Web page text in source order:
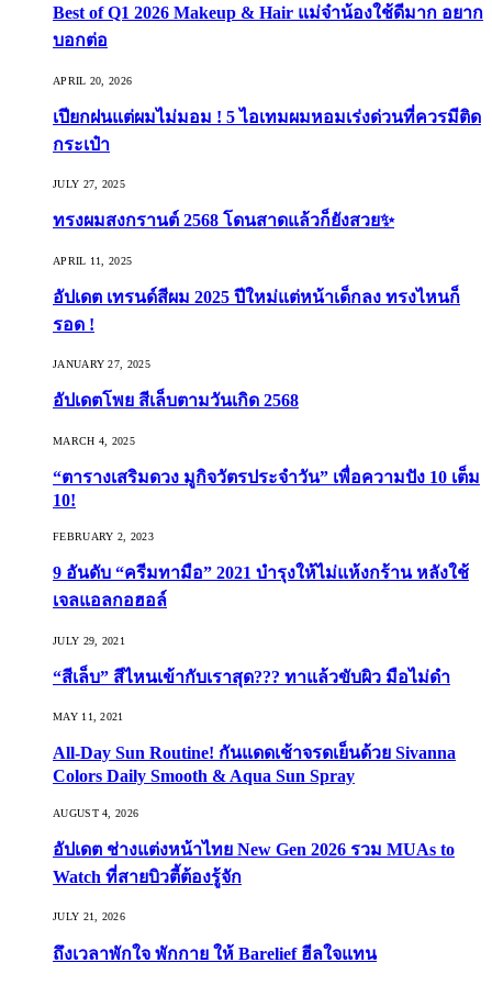
Best of Q1 2026 Makeup & Hair แม่จ๋าน้องใช้ดีมาก อยาก
บอกต่อ
APRIL 20, 2026
เปียกฝนแต่ผมไม่มอม ! 5 ไอเทมผมหอมเร่งด่วนที่ควรมีติด
กระเป๋า
JULY 27, 2025
ทรงผมสงกรานต์ 2568 โดนสาดแล้วก็ยังสวย✨
APRIL 11, 2025
อัปเดต เทรนด์สีผม 2025 ปีใหม่แต่หน้าเด็กลง ทรงไหนก็
รอด !
JANUARY 27, 2025
อัปเดตโพย สีเล็บตามวันเกิด 2568
MARCH 4, 2025
“ตารางเสริมดวง มูกิจวัตรประจำวัน” เพื่อความปัง 10 เต็ม
10!
FEBRUARY 2, 2023
9 อันดับ “ครีมทามือ” 2021 บำรุงให้ไม่แห้งกร้าน หลังใช้
เจลแอลกอฮอล์
JULY 29, 2021
“สีเล็บ” สีไหนเข้ากับเราสุด??? ทาแล้วขับผิว มือไม่ดำ
MAY 11, 2021
All-Day Sun Routine! กันแดดเช้าจรดเย็นด้วย Sivanna
Colors Daily Smooth & Aqua Sun Spray
AUGUST 4, 2026
อัปเดต ช่างแต่งหน้าไทย New Gen 2026 รวม MUAs to
Watch ที่สายบิวตี้ต้องรู้จัก
JULY 21, 2026
ถึงเวลาพักใจ พักกาย ให้ Barelief ฮีลใจแทน